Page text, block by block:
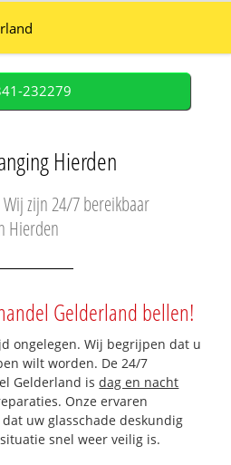
232279
Hierden
zijn 24/7 bereikbaar
Hierden
Gelderland bellen!
ongelegen. Wij begrijpen dat u
wilt worden. De 24/7
Gelderland isdag en nacht
Onze ervaren
uw glasschade deskundig
snel weer veilig is.